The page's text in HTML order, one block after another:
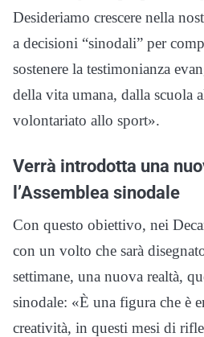
Desideriamo crescere nella
a decisioni “sinodali” per
sostenere la testimonianza
della vita umana, dalla scuola
volontariato allo sport».
Verrà introdotta una
l’Assemblea sinodale
Con questo obiettivo, nei
con un volto che sarà
settimane, una nuova realtà,
sinodale: «È una figura che è
creatività, in questi mesi di